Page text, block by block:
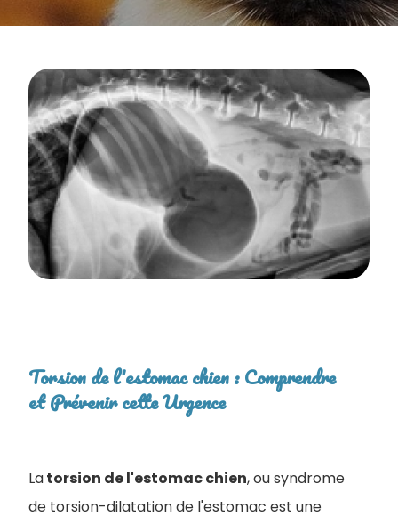
Torsion de l'estomac chien : Comprendre
et Prévenir cette Urgence
Latorsion de l'estomac chien, ou syndrome
de torsion-dilatation de l'estomac est une